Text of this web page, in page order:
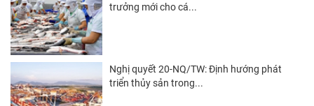
trưởng mới cho cá...
Nghị quyết 20-NQ/TW: Định hướng phát
triển thủy sản trong...